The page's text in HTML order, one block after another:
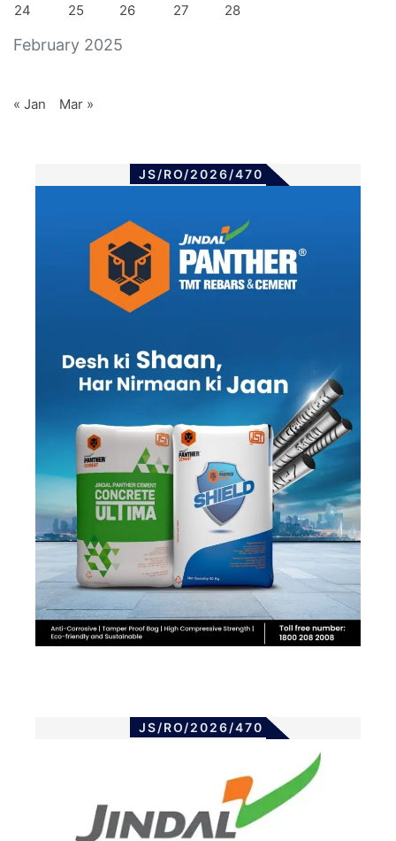
February 2025
24
25 26 27 28
« Jan Mar »
JS/RO/2026/470
JS/RO/2026/470